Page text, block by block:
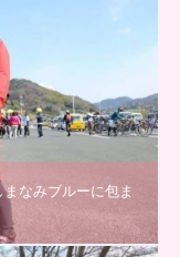
なみブルーに包ま